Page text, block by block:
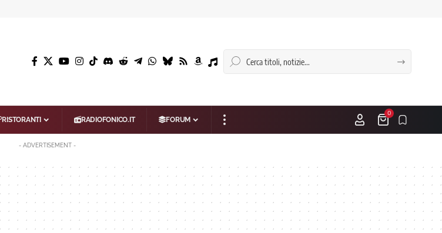
RISTORANTI RADIOFONICO.IT FORUM
0
- ADVERTISEMENT -